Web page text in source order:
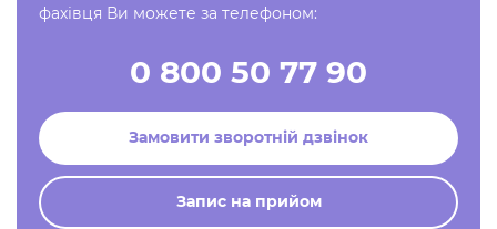
фахівця Ви можете за телефоном:
0 800 50 77 90
Замовити зворотній дзвінок
Запис на прийом